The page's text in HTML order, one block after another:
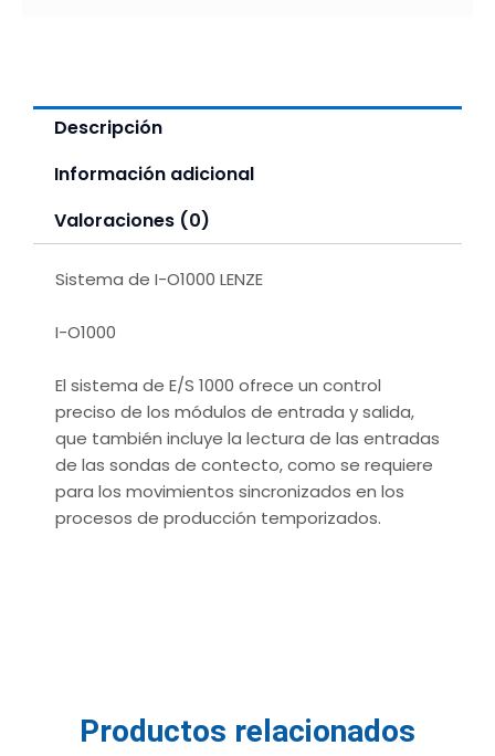
Descripción
Información adicional
Valoraciones (0)
Sistema de I-O1000 LENZE
I-O1000
El sistema de E/S 1000 ofrece un control
preciso de los módulos de entrada y salida,
que también incluye la lectura de las entradas
de las sondas de contecto, como se requiere
para los movimientos sincronizados en los
procesos de producción temporizados.
Productos relacionados